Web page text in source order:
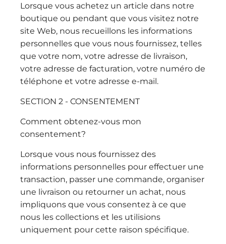
Contact
Lorsque vous achetez un article dans notre
boutique ou pendant que vous visitez notre
site Web, nous recueillons les informations
personnelles que vous nous fournissez, telles
que votre nom, votre adresse de livraison,
votre adresse de facturation, votre numéro de
téléphone et votre adresse e-mail.
SECTION 2 - CONSENTEMENT
Comment obtenez-vous mon
consentement?
Lorsque vous nous fournissez des
informations personnelles pour effectuer une
transaction, passer une commande, organiser
une livraison ou retourner un achat, nous
impliquons que vous consentez à ce que
nous les collections et les utilisions
uniquement pour cette raison spécifique.